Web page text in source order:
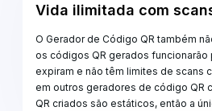
Vida ilimitada com
O Gerador de Código QR também
os códigos QR gerados funcionarão
expiram e não têm limites de scans
em outros geradores de código QR
QR criados são estáticos, então a